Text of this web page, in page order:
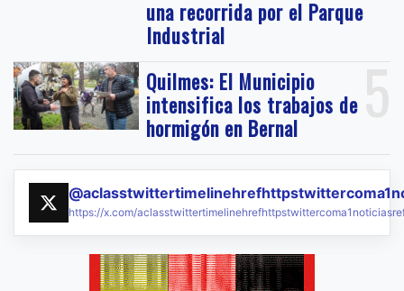
una recorrida por el Parque
Industrial
5
Quilmes: El Municipio
intensifica los trabajos de
hormigón en Bernal
https://x.com/